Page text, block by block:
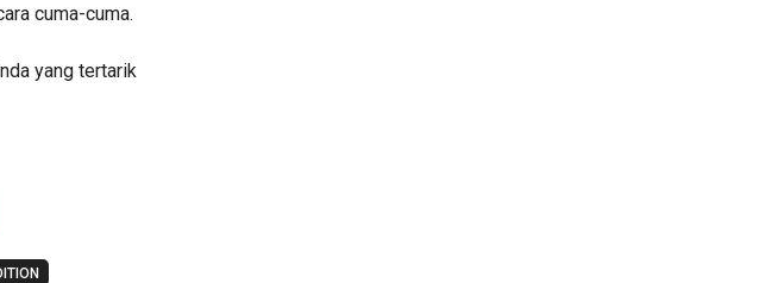
cuma-cuma.
yang tertarik